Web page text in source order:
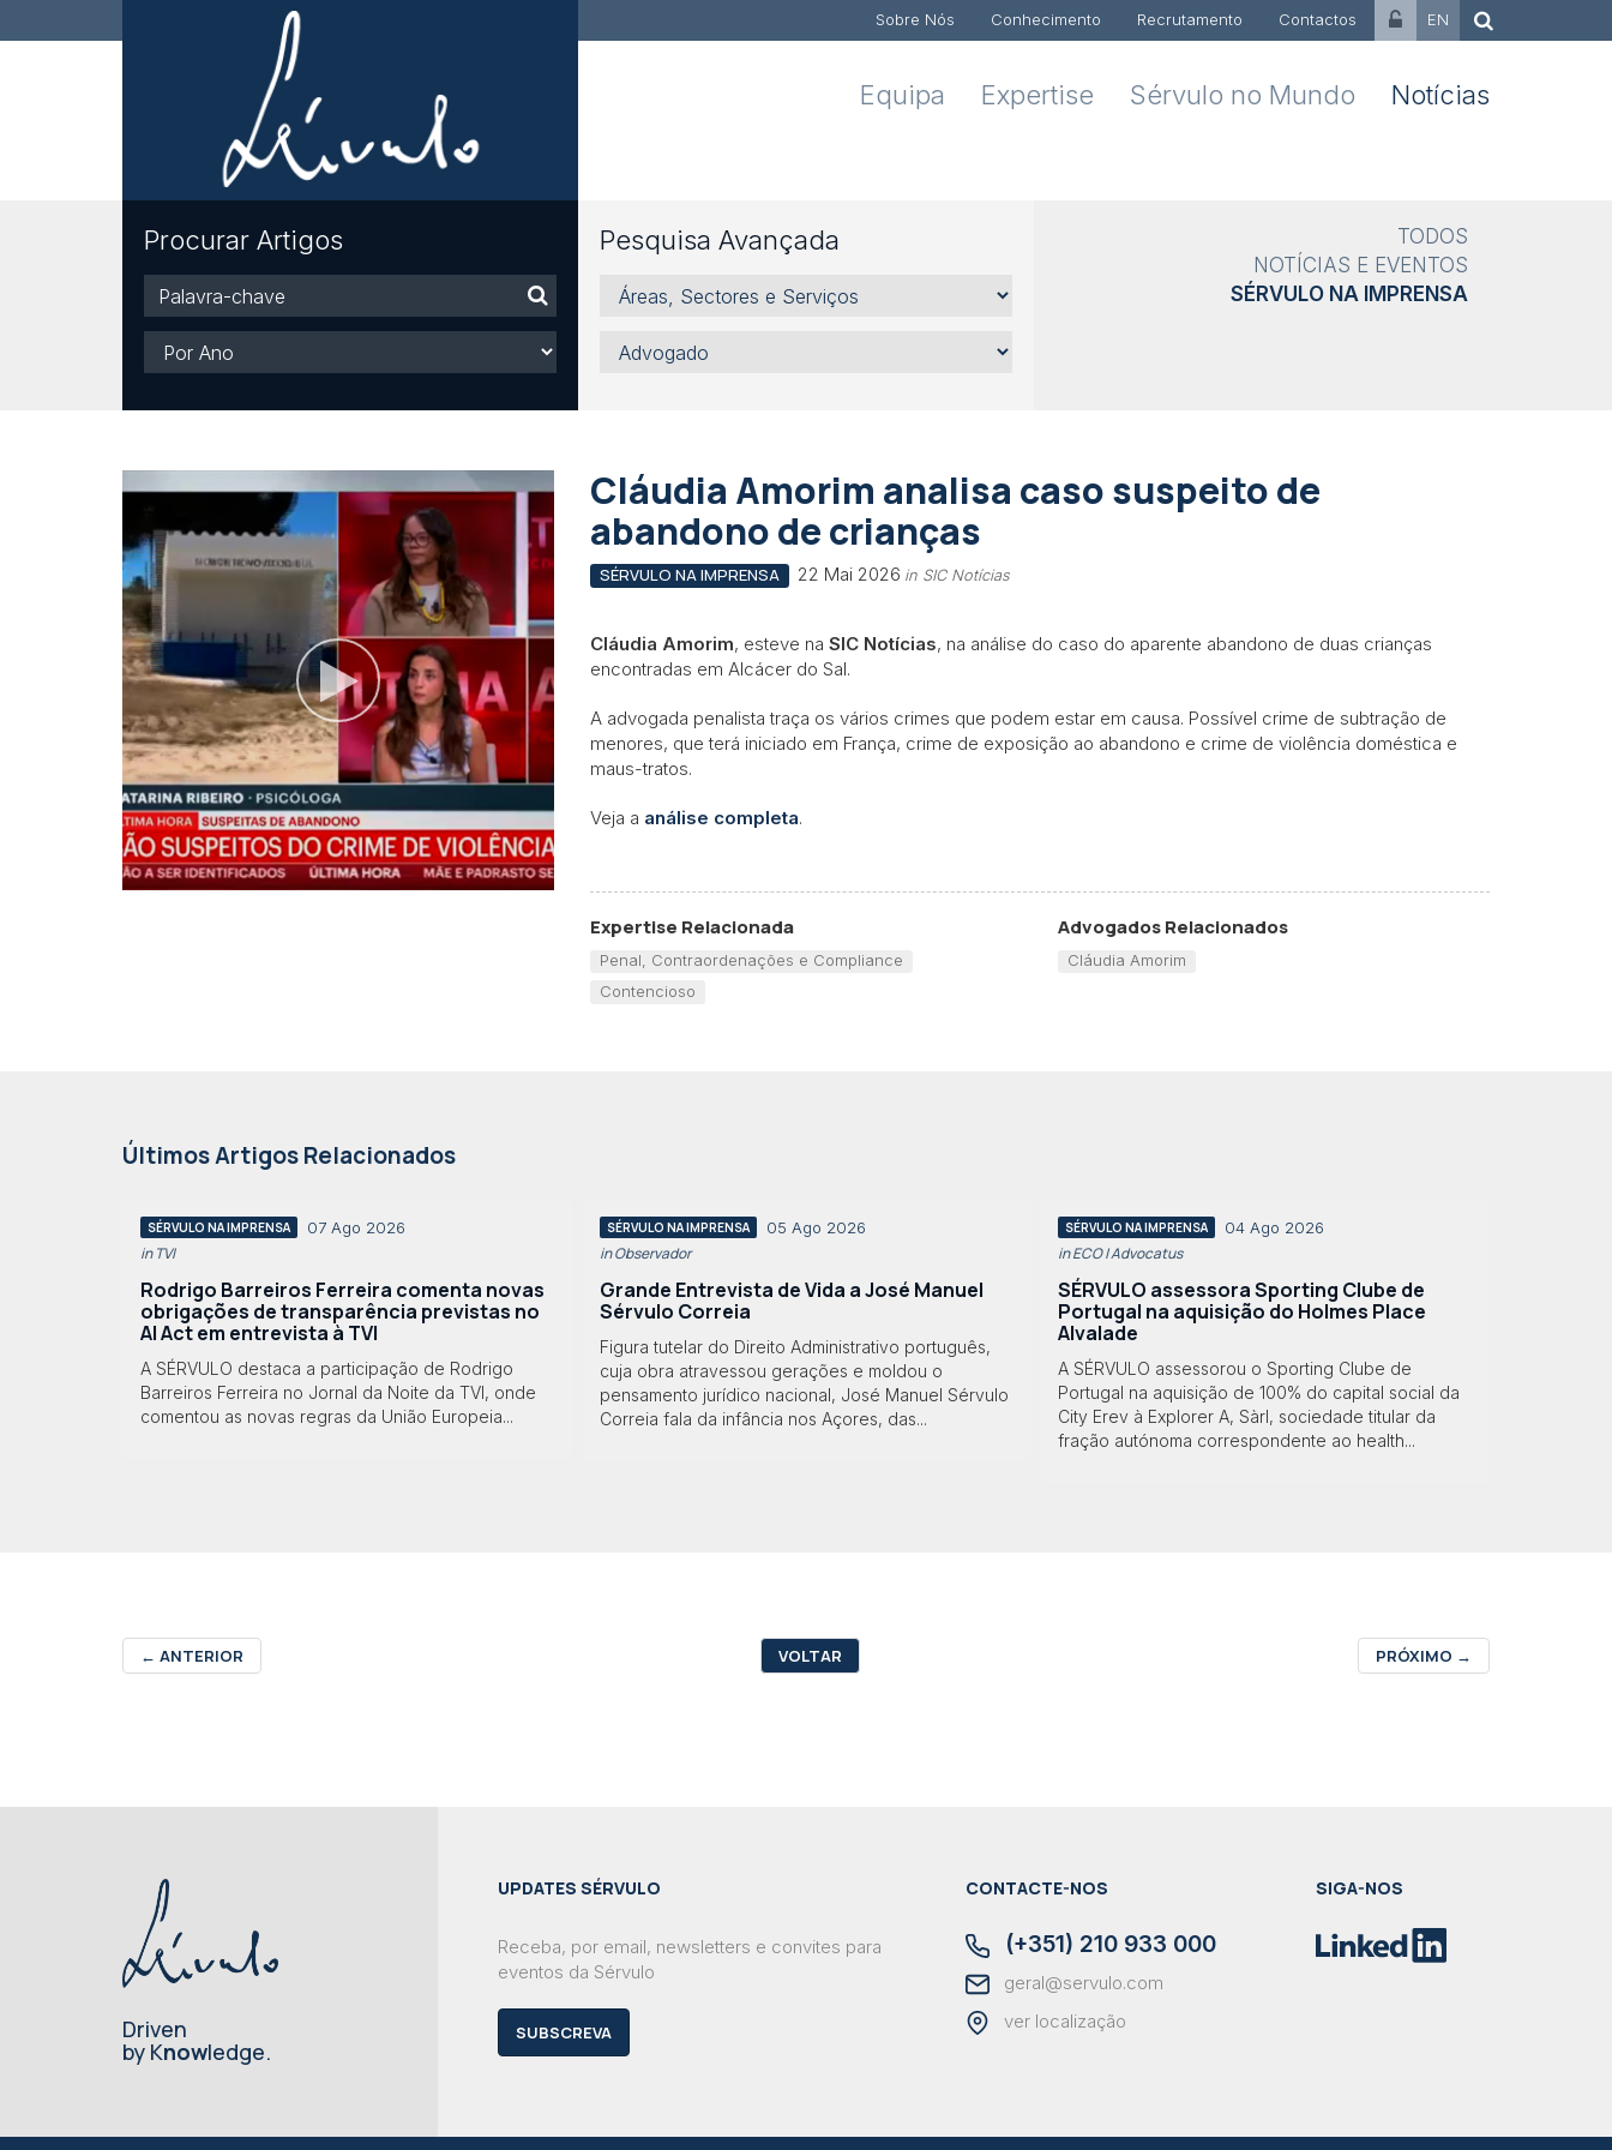
Sobre Nós Conhecimento Recrutamento Contactos EN
Equipa Expertise Sérvulo no Mundo Notícias
Procurar Artigos
Palavra-
chave
Ano
Pesquisa Avançada
Áreas,
Sectores
Serviços
Advogado
TODOS
NOTÍCIAS E EVENTOS
SÉRVULO NA IMPRENSA
Cláudia Amorim analisa caso suspeito de
abandono de crianças
SÉRVULO NA IMPRENSA 22 Mai 2026 in SIC Notícias
Cláudia Amorim, esteve na SIC Notícias, na análise do caso do aparente abandono de duas crianças
encontradas em Alcácer do Sal.
A advogada penalista traça os vários crimes que podem estar em causa. Possível crime de subtração de
menores, que terá iniciado em França, crime de exposição ao abandono e crime de violência doméstica e
maus-tratos.
Veja a análise completa.
Expertise Relacionada
Penal, Contraordenações e Compliance
Contencioso
Advogados Relacionados
Cláudia Amorim
Últimos Artigos Relacionados
SÉRVULO NA IMPRENSA 07 Ago 2026
in TVI
Rodrigo Barreiros Ferreira comenta novas
obrigações de transparência previstas no
AI Act em entrevista à TVI
A SÉRVULO destaca a participação de Rodrigo
Barreiros Ferreira no Jornal da Noite da TVI, onde
comentou as novas regras da União Europeia...
SÉRVULO NA IMPRENSA 05 Ago 2026
in Observador
Grande Entrevista de Vida a José Manuel
Sérvulo Correia
Figura tutelar do Direito Administrativo português,
cuja obra atravessou gerações e moldou o
pensamento jurídico nacional, José Manuel Sérvulo
Correia fala da infância nos Açores, das...
SÉRVULO NA IMPRENSA 04 Ago 2026
in ECO | Advocatus
SÉRVULO assessora Sporting Clube de
Portugal na aquisição do Holmes Place
Alvalade
A SÉRVULO assessorou o Sporting Clube de
Portugal na aquisição de 100% do capital social da
City Erev à Explorer A, Sàrl, sociedade titular da
fração autónoma correspondente ao health...
← ANTERIOR VOLTAR PRÓXIMO →
Driven
by Knowledge.
UPDATES SÉRVULO
Receba, por email, newsletters e convites para
eventos da Sérvulo
SUBSCREVA
CONTACTE-NOS
(+351) 210 933 000
geral@servulo.com
ver localização
SIGA-NOS